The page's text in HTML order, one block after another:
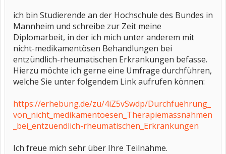
ich bin Studierende an der Hochschule des Bundes in
Mannheim und schreibe zur Zeit meine
Diplomarbeit, in der ich mich unter anderem mit
nicht-medikamentösen Behandlungen bei
entzündlich-rheumatischen Erkrankungen befasse.
Hierzu möchte ich gerne eine Umfrage durchführen,
welche Sie unter folgendem Link aufrufen können:
https://erhebung.de/zu/4iZ5vSwdp/Durchfuehrung_
von_nicht_medikamentoesen_Therapiemassnahmen
_bei_entzuendlich-rheumatischen_Erkrankungen
Ich freue mich sehr über Ihre Teilnahme.